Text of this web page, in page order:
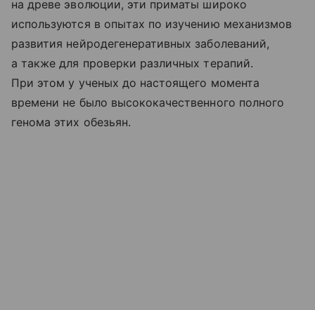
на древе эволюции, эти приматы широко
используются в опытах по изучению механизмов
развития нейродегенеративных заболеваний,
а также для проверки различных терапий.
При этом у ученых до настоящего момента
времени не было высококачественного полного
генома этих обезьян.